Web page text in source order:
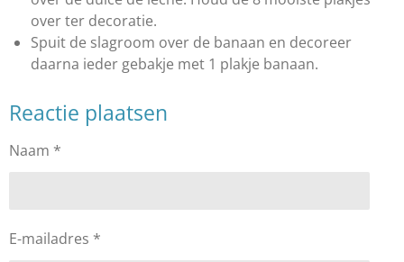
over ter decoratie.
Spuit de slagroom over de banaan en decoreer
daarna ieder gebakje met 1 plakje banaan.
Reactie plaatsen
Naam *
E-mailadres *